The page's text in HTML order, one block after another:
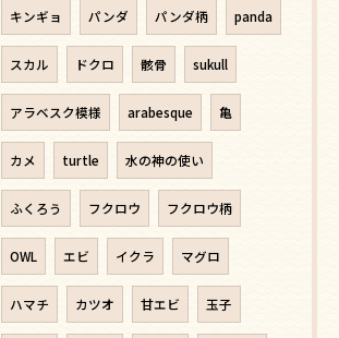
キンギョ パンダ パンダ柄 panda
スカル ドクロ 骸骨 sukull
アラベスク模様 arabesque 亀
カメ turtle 水の神の使い
ふくろう フクロウ フクロウ柄
OWL エビ イクラ マグロ
ハマチ カツオ 甘エビ 玉子